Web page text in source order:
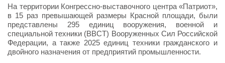
На территории Конгрессно-выставочного центра «Патриот»,
в 15 раз превышающей размеры Красной площади, были
представлены 295 единиц вооружения, военной и
специальной техники (ВВСТ) Вооруженных Сил Российской
Федерации, а также 2025 единиц техники гражданского и
двойного назначения от предприятий промышленности.